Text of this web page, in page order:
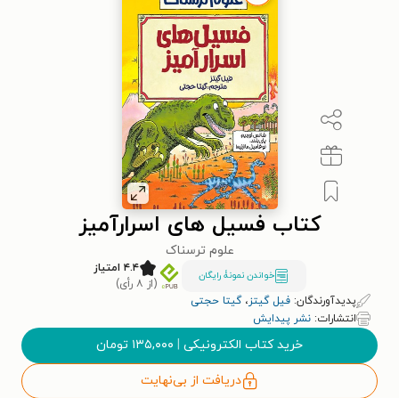
کتاب فسیل های اسرارآمیز
علوم ترسناک
خواندن نمونۀ رایگان
۴.۴ امتیاز
(از ۸ رأی)
پدیدآورندگان: فیل گیتز،گیتا حجتی
انتشارات: نشر پیدایش
خرید کتاب الکترونیکی | ۱۳۵,۰۰۰ تومان
دریافت از بی‌نهایت